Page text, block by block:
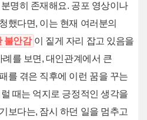
명히 존재해요. 공포 영상이나
했다면, 이는 현재 여러분의
불안감 이 짙게 자리 잡고 있음을
를 보면, 대인관계에서 큰
를 겪은 직후에 이런 꿈을 꾸는
때는 억지로 긍정적인 생각을
보다는, 잠시 하던 일을 멈추고